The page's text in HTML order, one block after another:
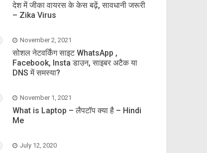
देश में जीका वायरस के केस बढ़ें, सावधानी जरूरी
– Zika Virus
November 2, 2021
सोशल नेटवर्किंग साइट WhatsApp ,
Facebook, Insta डाउन, साइबर अटैक या
DNS में समस्या?
November 1, 2021
What is Laptop – लैपटॉप क्या है – Hindi
Me
July 12, 2020